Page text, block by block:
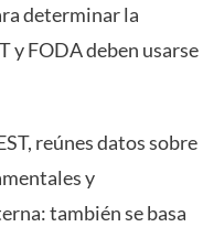
determinar la
y FODA deben usarse
reúnes datos sobre
y
también se basa